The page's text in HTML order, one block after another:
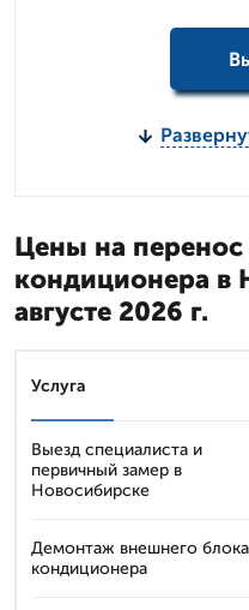
Цены на
кондиционера в
августе 2026 г.
Услуга
Выезд специалиста и
первичный замер в
Новосибирске
Демонтаж внешнего блока
кондиционера